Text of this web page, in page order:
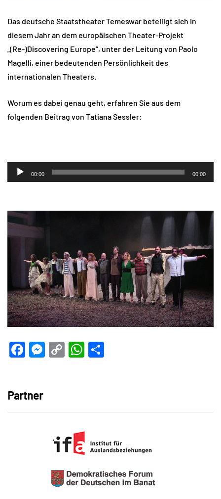
Das deutsche Staatstheater Temeswar beteiligt sich in
diesem Jahr an dem europäischen Theater-Projekt
„(Re-)Discovering Europe“, unter der Leitung von Paolo
Magelli, einer bedeutenden Persönlichkeit des
internationalen Theaters.
Worum es dabei genau geht, erfahren Sie aus dem
folgenden Beitrag von Tatiana Sessler:
Audio-
Player
00:00 00:00
Facebook
Messenger
CopyWhatsApp
Partner